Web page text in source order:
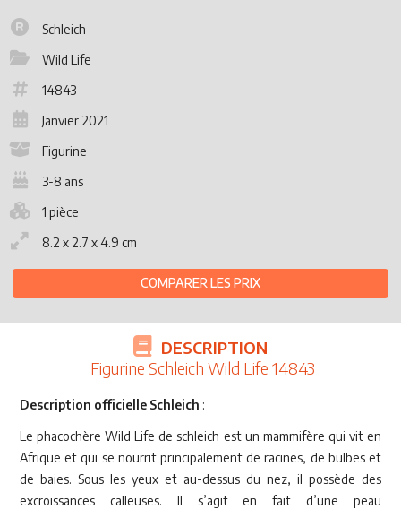
Schleich
Wild Life
14843
Janvier 2021
Figurine
3-8 ans
1 pièce
8.2 x 2.7 x 4.9 cm
COMPARER LES PRIX
DESCRIPTION
Figurine Schleich Wild Life 14843
Description officielle Schleich :
Le phacochère Wild Life de schleich est un mammifère qui vit en
Afrique et qui se nourrit principalement de racines, de bulbes et
de baies. Sous les yeux et au-dessus du nez, il possède des
excroissances calleuses. Il s’agit en fait d’une peau